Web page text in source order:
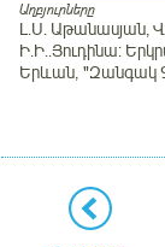
Աղբյուրները
Լ.Ս. Աթանասյան,
Ի.Ի..Յուդինա:
Երևան, "Զանգակ